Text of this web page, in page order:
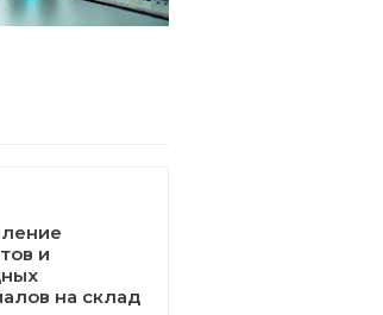
и
на склад